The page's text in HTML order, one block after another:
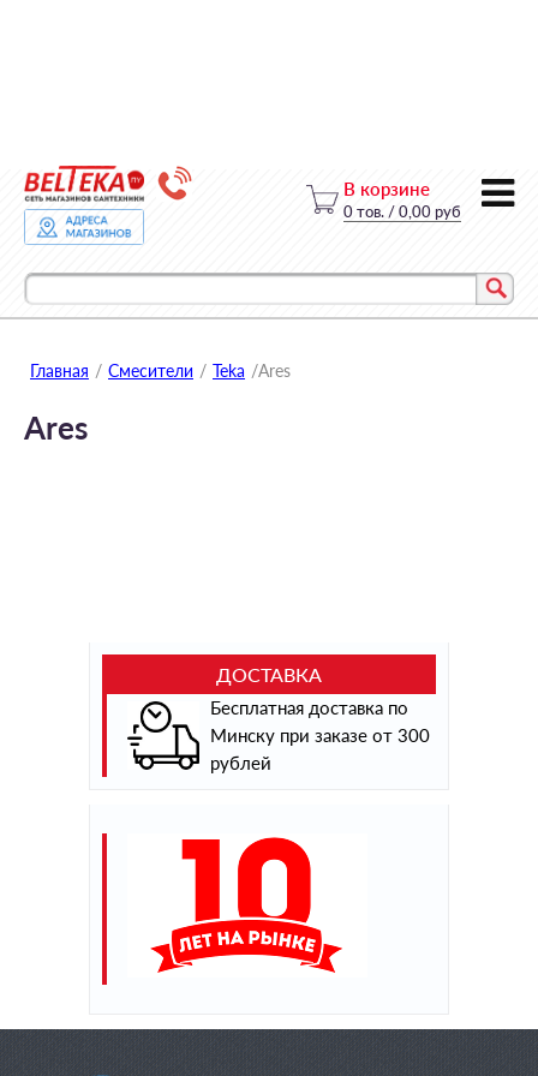
В корзине
Главная / Смесители / Teka /Ares
Ares
ДОСТАВКА
Бесплатная доставка по
Минску при заказе от 300
рублей